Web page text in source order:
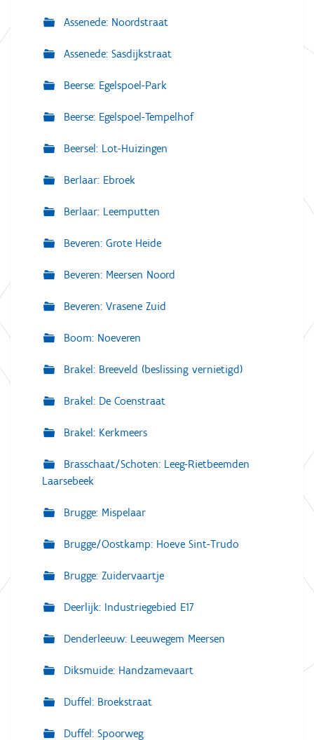
Assenede: Noordstraat
Assenede: Sasdijkstraat
Beerse: Egelspoel-Park
Beerse: Egelspoel-Tempelhof
Beersel: Lot-Huizingen
Berlaar: Ebroek
Berlaar: Leemputten
Beveren: Grote Heide
Beveren: Meersen Noord
Beveren: Vrasene Zuid
Boom: Noeveren
Brakel: Breeveld (beslissing vernietigd)
Brakel: De Coenstraat
Brakel: Kerkmeers
Brasschaat/Schoten: Leeg-Rietbeemden
Laarsebeek
Brugge: Mispelaar
Brugge/Oostkamp: Hoeve Sint-Trudo
Brugge: Zuidervaartje
Deerlijk: Industriegebied E17
Denderleeuw: Leeuwegem Meersen
Diksmuide: Handzamevaart
Duffel: Broekstraat
Duffel: Spoorweg